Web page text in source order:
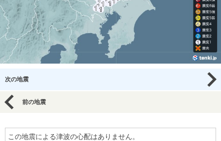
次の地震
前の地震
この地震による津波の心配はありません。